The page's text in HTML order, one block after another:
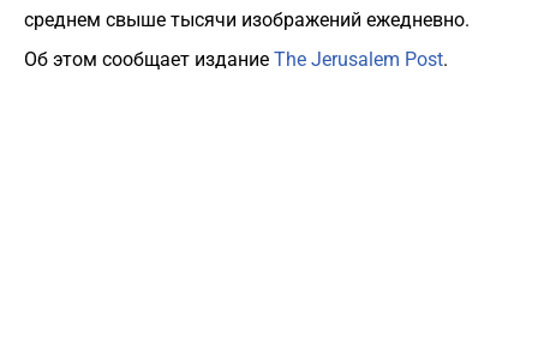
среднем свыше тысячи изображений ежедневно.
Об этом сообщает издание The Jerusalem Post.